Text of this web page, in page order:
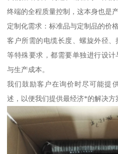
终端的全程质量控制，这本身也是
定制化需求：标准品与定制品的价
客户所需的电缆长度、螺旋外径
等特殊要求，都需要单独进行设
与生产成本。
我们鼓励客户在询价时尽可能提
述，以便我们提供最经济*的解决方